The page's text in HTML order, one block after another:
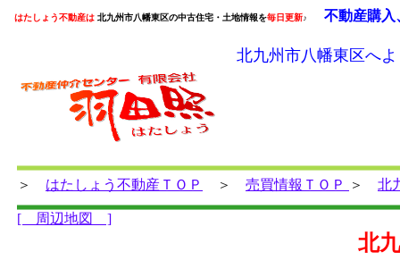
はたしょう不動産は 北九州市八幡東区の中古住宅・土地情報を毎日更新♪ 不動産購入
北九州市八幡東区へ
＞ はたしょう不動産ＴＯＰ ＞ 売買情報ＴＯＰ ＞ 北
[ 周辺地図 ]
北